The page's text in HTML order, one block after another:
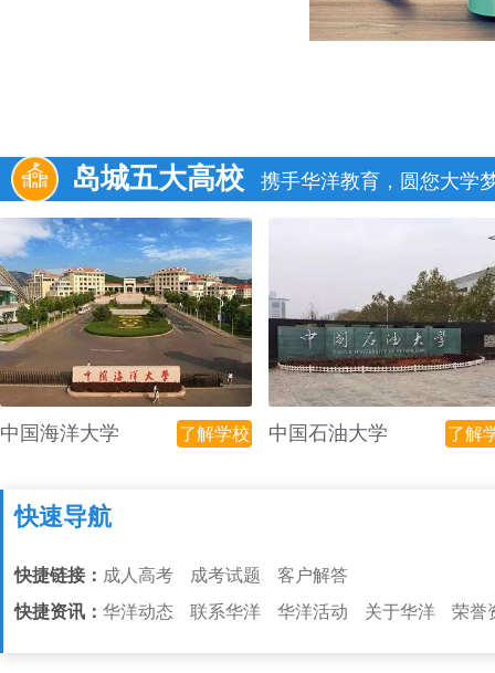
岛城五大高校 携手华洋教育，圆您大学
中国海洋大学 了解学校 中国石油大学 了解
快速导航
快捷链接： 成人高考 成考试题
客户解答
快捷资讯： 华洋动态 联系华洋 华洋活动 关于华洋 荣誉